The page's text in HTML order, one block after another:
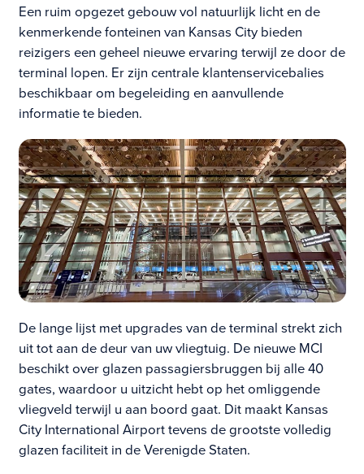
Een ruim opgezet gebouw vol natuurlijk licht en de
kenmerkende fonteinen van Kansas City bieden
reizigers een geheel nieuwe ervaring terwijl ze door de
terminal lopen. Er zijn centrale klantenservicebalies
beschikbaar om begeleiding en aanvullende
informatie te bieden.
De lange lijst met upgrades van de terminal strekt zich
uit tot aan de deur van uw vliegtuig. De nieuwe MCI
beschikt over glazen passagiersbruggen bij alle 40
gates, waardoor u uitzicht hebt op het omliggende
vliegveld terwijl u aan boord gaat. Dit maakt Kansas
City International Airport tevens de grootste volledig
glazen faciliteit in de Verenigde Staten.